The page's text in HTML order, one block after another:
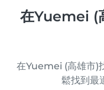
在Yuemei (
在Yuemei (高雄市)
鬆找到最